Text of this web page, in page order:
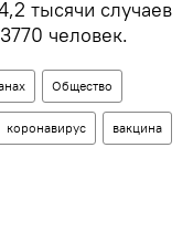
тысячи случаев
человек.
Общество
коронавирус вакцина